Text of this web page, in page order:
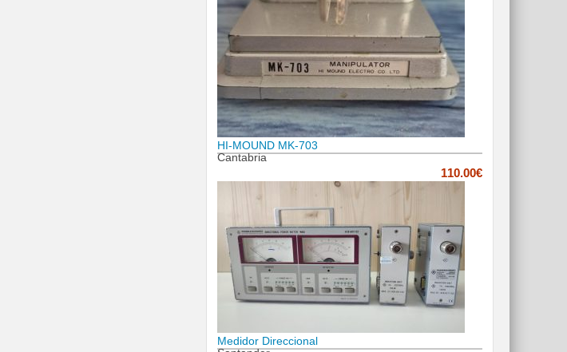
HI-MOUND MK-703
Cantabria
110.00€
Medidor Direccional